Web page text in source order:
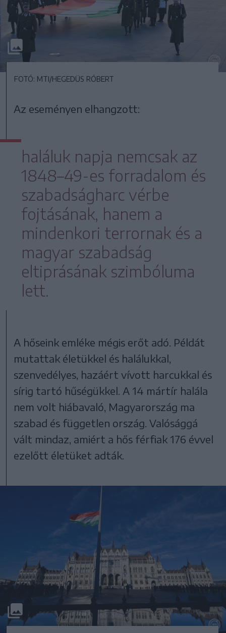
FOTÓ: MTI/HEGEDÜS RÓBERT
Az eseményen elhangzott:
haláluk napja nemcsak az
1848–49-es forradalom és
szabadságharc vérbe
fojtásának, hanem a
mindenkori terrornak és a
magyar szabadság
eltiprásának szimbóluma
lett.
A hőseink emléke mégis erőt adó. Példát
mutattak életükkel és halálukkal,
szenvedélyes, hazáért vívott harcukkal és
sírig tartó hűségükkel. A 14 mártír halála
nem volt hiábavaló, Magyarország ma
szabad és független ország. Valósággá
vált mindaz, amiért a hős férfiak 176 évvel
ezelőtt életüket adták.